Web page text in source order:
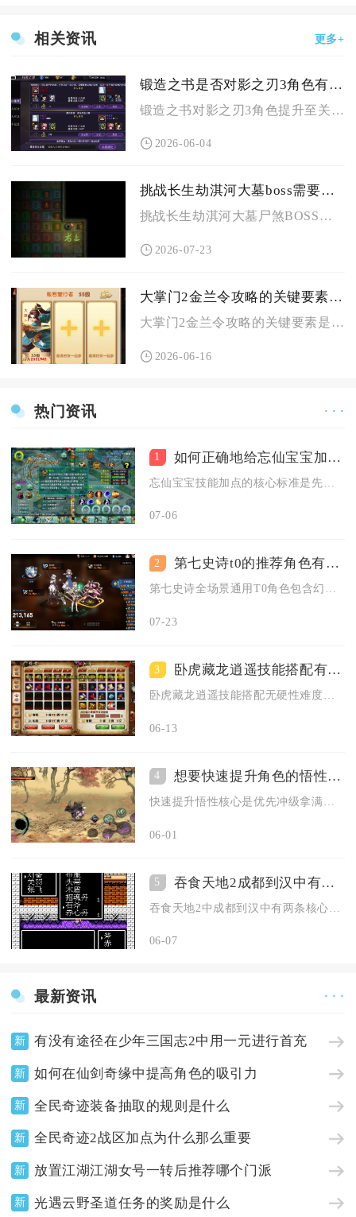
相关资讯 更多+
锻造之书是否对影之刃3角色有所帮助
锻造之书对影之刃3角色提升至关重要，是解锁装备刻印系统的核心...
2026-06-04
挑战长生劫淇河大墓boss需要什么策略
挑战长生劫淇河大墓尸煞BOSS，核心策略优先通过地图剧情机制...
2026-07-23
大掌门2金兰令攻略的关键要素是什么
大掌门2金兰令攻略的关键要素是：解锁门槛与功能定位、炼魂弟子...
2026-06-16
热门资讯 · · ·
1 如何正确地给忘仙宝宝加点技能
07-06
2 第七史诗t0的推荐角色有哪些
第七史诗全场景通用T0角色包含幻影的泰妮布里雅、支配者莉莉亚...
07-23
3 卧虎藏龙逍遥技能搭配有无难度限制
06-13
4 想要快速提升角色的悟性应该怎样在影之刃3中操作
06-01
5 吞食天地2成都到汉中有哪些交通方式可选
06-07
最新资讯 · · ·
新 有没有途径在少年三国志2中用一元进行首充
新 如何在仙剑奇缘中提高角色的吸引力
新 全民奇迹装备抽取的规则是什么
新 全民奇迹2战区加点为什么那么重要
新 放置江湖江湖女号一转后推荐哪个门派
新 光遇云野圣道任务的奖励是什么